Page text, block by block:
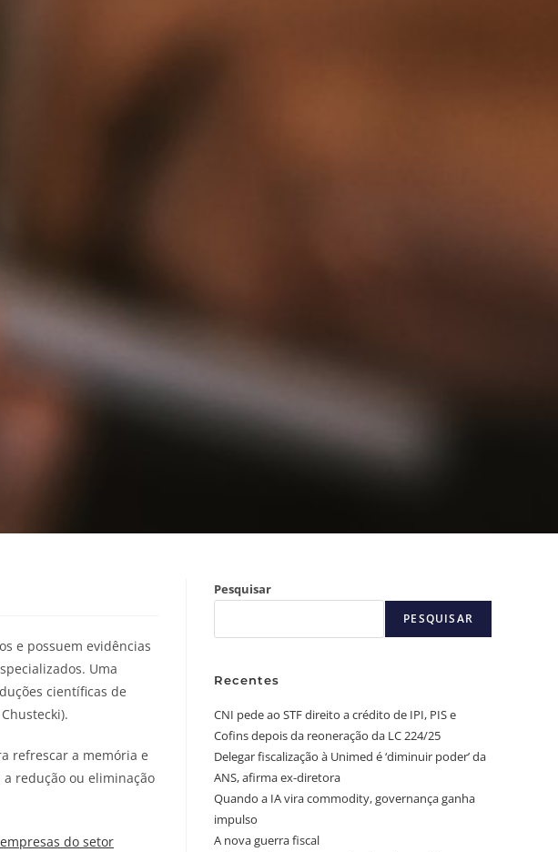
e possuem evidências
Uma
científicas de
refrescar a memória e
redução ou eliminação
do setor
Pesquisar
PESQUISAR
Recentes
CNI pede ao STF direito a crédito de IPI, PIS e
Cofins depois da reoneração da LC 224/25
Delegar fiscalização à Unimed é ‘diminuir poder’ da
ANS, afirma ex-diretora
Quando a IA vira commodity, governança ganha
impulso
A nova guerra fiscal